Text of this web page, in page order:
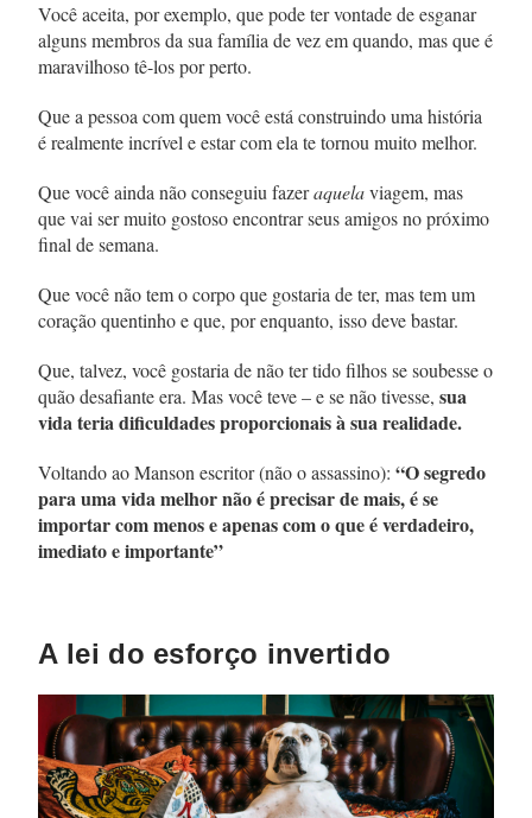
Você aceita, por exemplo, que pode ter vontade de esganar
alguns membros da sua família de vez em quando, mas que é
maravilhoso tê-los por perto.
Que a pessoa com quem você está construindo uma história
é realmente incrível e estar com ela te tornou muito melhor.
Que você ainda não conseguiu fazeraquelaviagem, mas
que vai ser muito gostoso encontrar seus amigos no próximo
final de semana.
Que você não tem o corpo que gostaria de ter, mas tem um
coração quentinho e que, por enquanto, isso deve bastar.
Que, talvez, você gostaria de não ter tido filhos se soubesse o
quão desafiante era. Mas você teve – e se não tivesse,sua
vida teria dificuldades proporcionais à sua realidade.
Voltando ao Manson escritor (não o assassino):“O segredo
para uma vida melhor não é precisar de mais, é se
importar com menos e apenas com o que é verdadeiro,
imediato e importante”
A lei do esforço invertido